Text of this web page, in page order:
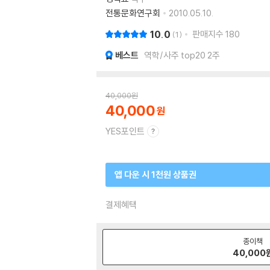
전통문화연구회
2010.05.10.
10.0 1 판매지수 180
베스트 역학/사주 top20 2주
40,000원
40,000
YES포인트
앱 다운 시 1천원 상품권
결제혜택
종이책
40,000